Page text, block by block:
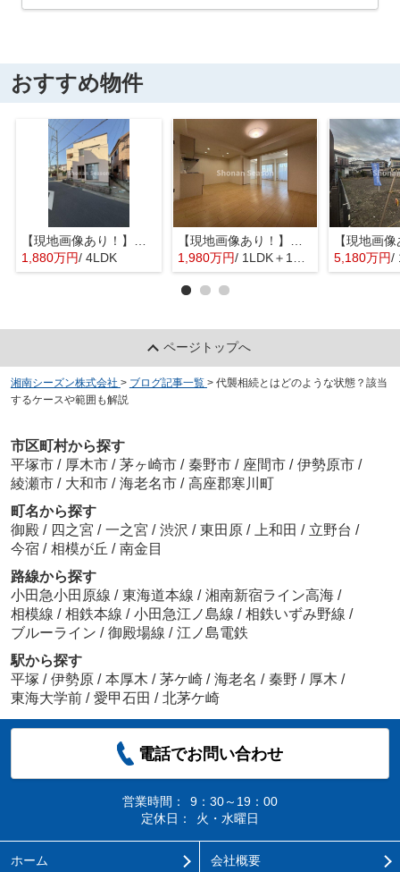
おすすめ物件
1,880万円/ 4LDK
1,980万円/ 1LDK＋1S(納戸) 5,180万円/
ページトップへ
湘南シーズン株式会社 > ブログ記事一覧 > 代襲相続とはどのような状態？該当
するケースや範囲も解説
市区町村から探す
平塚市 / 厚木市 / 茅ヶ崎市 / 秦野市 / 座間市 / 伊勢原市 /
綾瀬市 / 大和市 / 海老名市 / 高座郡寒川町
町名から探す
御殿 / 四之宮 / 一之宮 / 渋沢 / 東田原 / 上和田 / 立野台 /
今宿 / 相模が丘 / 南金目
路線から探す
小田急小田原線 / 東海道本線 / 湘南新宿ライン高海 /
相模線 / 相鉄本線 / 小田急江ノ島線 / 相鉄いずみ野線 /
ブルーライン / 御殿場線 / 江ノ島電鉄
駅から探す
平塚 / 伊勢原 / 本厚木 / 茅ケ崎 / 海老名 / 秦野 / 厚木 /
東海大学前 / 愛甲石田 / 北茅ケ崎
電話でお問い合わせ
営業時間：
9：30～19：00
定休日：
火・水曜日
ホーム 会社概要